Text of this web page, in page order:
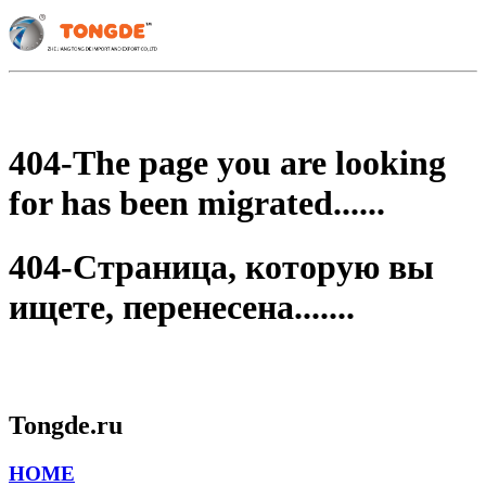
404-The page you are looking
for has been migrated......
404-Страница, которую вы
ищете, перенесена.......
Tongde.ru
HOME